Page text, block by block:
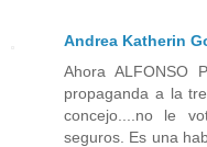
Andrea Katherin
Ahora ALFONSO
propaganda a la
concejo....no le
seguros. Es una